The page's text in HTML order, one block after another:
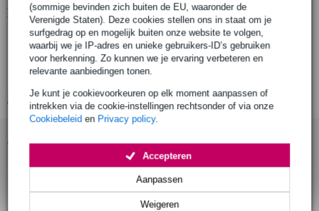
(sommige bevinden zich buiten de EU, waaronder de
Verenigde Staten). Deze cookies stellen ons in staat om je
surfgedrag op en mogelijk buiten onze website te volgen,
waarbij we je IP-adres en unieke gebruikers-ID’s gebruiken
voor herkenning. Zo kunnen we je ervaring verbeteren en
relevante aanbiedingen tonen.
Je kunt je cookievoorkeuren op elk moment aanpassen of
intrekken via de cookie-instellingen rechtsonder of via onze
Cookiebeleid en Privacy policy.
Weigeren
Aanpassen
Accepteren
Productinformatie
Draad: Ø6mm, Ø6.35mm (1/4"), Ø8mm staaldraad
Draagvermogen (WLL) voor Ø6mm draad: 135 kg
Draagvermogen (WLL) voor Ø6.35mm draad: 150 kg
Bekijk alle productspecificaties